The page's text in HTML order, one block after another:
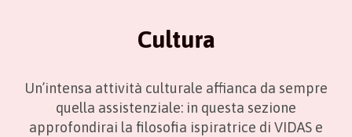
Cultura
Un’intensa attività culturale affianca da sempre
quella assistenziale: in questa sezione
approfondirai la filosofia ispiratrice di VIDAS e